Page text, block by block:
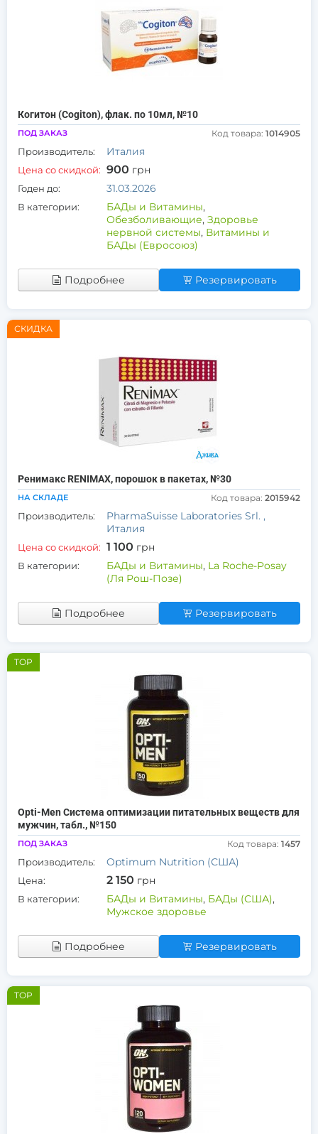
Когитон (Cogiton), флак. по 10мл, №10
ПОД ЗАКАЗ Код товара: 1014905
Производитель: Италия
Цена со скидкой: 900 грн
Годен до: 31.03.2026
В категории: БАДы и Витамины,
Обезболивающие, Здоровье
нервной системы, Витамины и
БАДы (Евросоюз)
Подробнее Резервировать
СКИДКА
Ренимакс RENIMAX, порошок в пакетах, №30
НА СКЛАДЕ Код товара: 2015942
Производитель:
PharmaSuisse Laboratories Srl. ,
Италия
Цена со скидкой: 1 100 грн
В категории: БАДы и Витамины, La Roche-Posay
(Ля Рош-Позе)
Подробнее Резервировать
TOP
Opti-Men Система оптимизации питательных веществ для
мужчин, табл., №150
ПОД ЗАКАЗ Код товара: 1457
Производитель: Optimum Nutrition (США)
Цена: 2 150 грн
В категории: БАДы и Витамины, БАДы (США),
Мужское здоровье
Подробнее Резервировать
TOP